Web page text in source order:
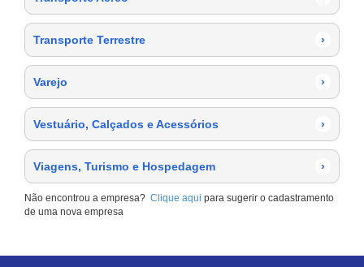
Transporte Terrestre ›
Varejo ›
Vestuário, Calçados e Acessórios ›
Viagens, Turismo e Hospedagem ›
Não encontrou a empresa? Clique aqui para sugerir o cadastramento
de uma nova empresa